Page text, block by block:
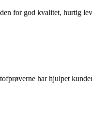
for god kvalitet, hurtig
har hjulpet